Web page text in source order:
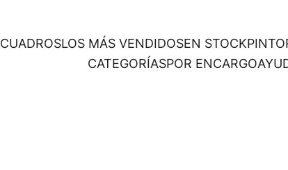
CUADROSLOS MÁS VENDIDOSEN STOCK
CATEGORÍASPOR ENCARGO